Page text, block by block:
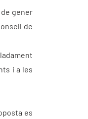
de gener
de
i a les
es